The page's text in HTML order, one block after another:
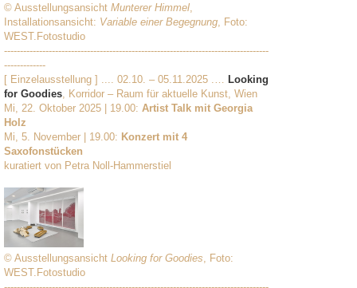
© Ausstellungsansicht Munterer Himmel
Installationsansicht: Variable einer Begegnung , Foto:
WEST.Fotostudio
-----------------------------------------------------------------------------------
-------------
[ Einzelausstellung ] .... 02.10. – 05.11.2025 .…
Looking
for Goodies , Korridor – Raum für aktuelle Kunst, Wien
Mi, 22. Oktober 2025 | 19.00: Artist Talk mit Georgia
Holz
Mi, 5. November | 19.00: Konzert mit 4
Saxofonstücken
kuratiert von Petra Noll-Hammerstiel
© Ausstellungsansicht Looking for Goodies , Foto:
WEST.Fotostudio